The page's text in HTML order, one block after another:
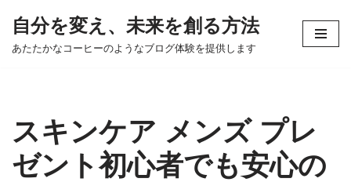
コ
へ
ス
キ
自分を変え、未来を創る方法
あたたかなコーヒーのようなブログ体験を提供します
スキンケア メンズ プレ
ゼント初心者でも安心の